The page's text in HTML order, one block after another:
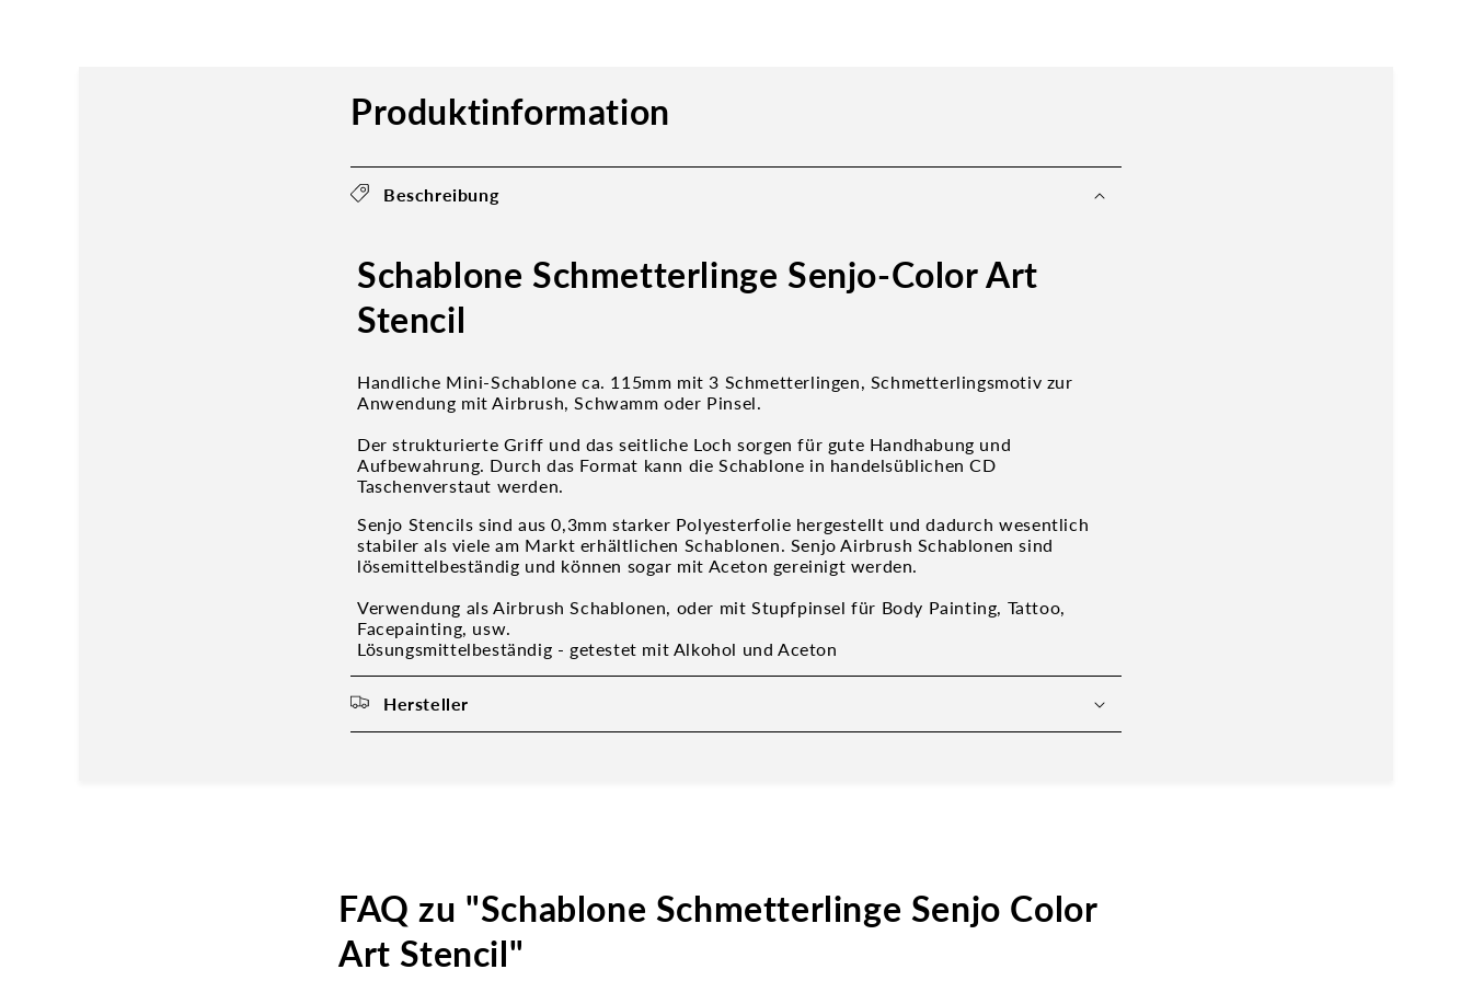
Produktinformation
Beschreibung
Schablone Schmetterlinge Senjo-Color Art
Stencil
Handliche Mini-Schablone ca. 115mm mit 3 Schmetterlingen, Schmetterlingsmotiv zur
Anwendung mit Airbrush, Schwamm oder Pinsel.
Der strukturierte Griff und das seitliche Loch sorgen für gute Handhabung und
Aufbewahrung. Durch das Format kann die Schablone in handelsüblichen CD
Taschenverstaut werden.
Senjo Stencils sind aus 0,3mm starker Polyesterfolie hergestellt und dadurch wesentlich
stabiler als viele am Markt erhältlichen Schablonen. Senjo Airbrush Schablonen sind
lösemittelbeständig und können sogar mit Aceton gereinigt werden.
Verwendung als Airbrush Schablonen, oder mit Stupfpinsel für Body Painting, Tattoo,
Facepainting, usw.
Lösungsmittelbeständig - getestet mit Alkohol und Aceton
Hersteller
FAQ zu "Schablone Schmetterlinge Senjo Color
Art Stencil"